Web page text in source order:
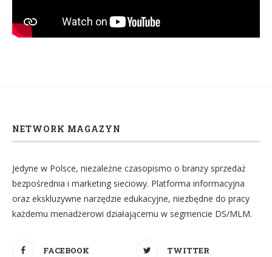
NETWORK MAGAZYN
Jedyne w Polsce, niezależne czasopismo o branży sprzedaż
bezpośrednia i marketing sieciowy. Platforma informacyjna
oraz ekskluzywne narzędzie edukacyjne, niezbędne do pracy
każdemu menadżerowi działającemu w segmencie DS/MLM.
FACEBOOK TWITTER